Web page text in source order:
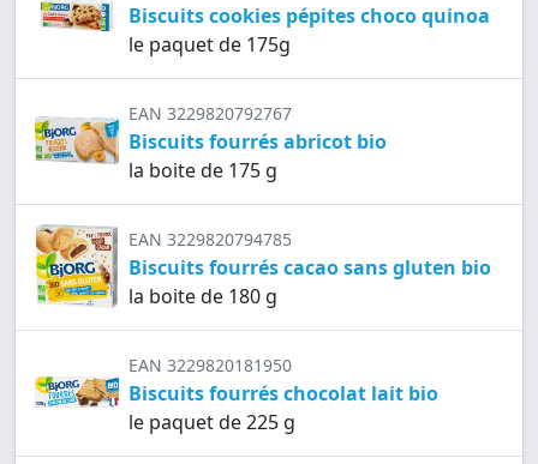
Biscuits cookies pépites choco quinoa
le paquet de 175g
EAN 3229820792767
Biscuits fourrés abricot bio
la boite de 175 g
EAN 3229820794785
Biscuits fourrés cacao sans gluten bio
la boite de 180 g
EAN 3229820181950
Biscuits fourrés chocolat lait bio
le paquet de 225 g